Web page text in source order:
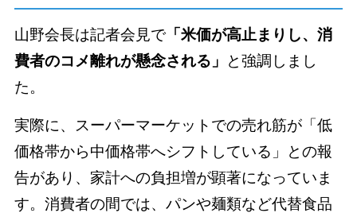
山野会長は記者会見で「米価が高止まりし、消
費者のコメ離れが懸念される」
と強調しまし
た。
実際に、スーパーマーケットでの売れ筋が「低
価格帯から中価格帯へシフトしている」との報
告があり、家計への負担増が顕著になっていま
す。消費者の間では、パンや麺類など代替食品